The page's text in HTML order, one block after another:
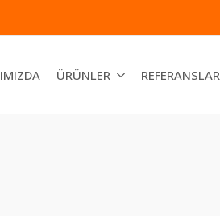
ÜRÜNLER REFERANSLAR